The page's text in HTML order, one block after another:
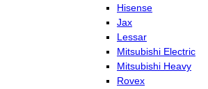
Hisense
Jax
Lessar
Mitsubishi Electric
Mitsubishi Heavy
Rovex